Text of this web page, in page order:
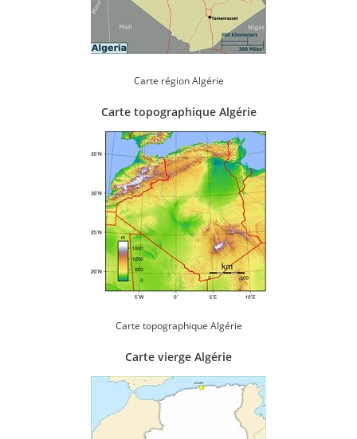
Carte région Algérie
Carte topographique Algérie
Carte topographique Algérie
Carte vierge Algérie